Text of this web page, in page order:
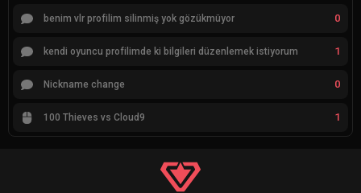
benim vlr profilim silinmiş yok gözükmüyor 0
kendi oyuncu profilimde ki bilgileri düzenlemek istiyorum 1
Nickname change 0
100 Thieves vs Cloud9 1